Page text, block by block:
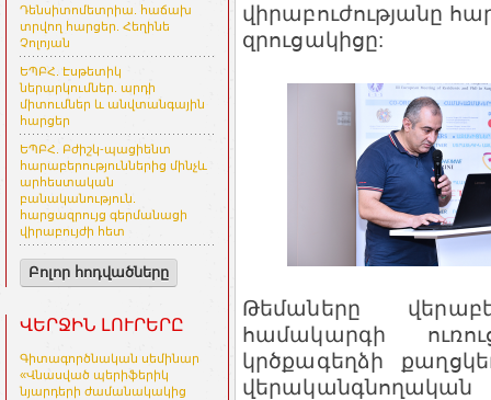
Դենսիտոմետրիա. հաճախ
տրվող հարցեր. Հեղինե
Չոլոյան
ԵՊԲՀ. Էսթետիկ
ներարկումներ. արդի
միտումներ և անվտանգային
հարցեր
ԵՊԲՀ. Բժիշկ-պացիենտ
հարաբերություններից մինչև
արհեստական
բանականություն.
հարցազրույց գերմանացի
վիրաբույժի հետ
Բոլոր հոդվածները
ՎԵՐՋԻՆ ԼՈՒՐԵՐԸ
Գիտագործնական սեմինար
«Վնասված պերիֆերիկ
նյարդերի ժամանակակից
վիրաբուժությանը
զրուցակիցը:
Թեմաները
համակարգի
կրծքագեղձի
վերականգնողական